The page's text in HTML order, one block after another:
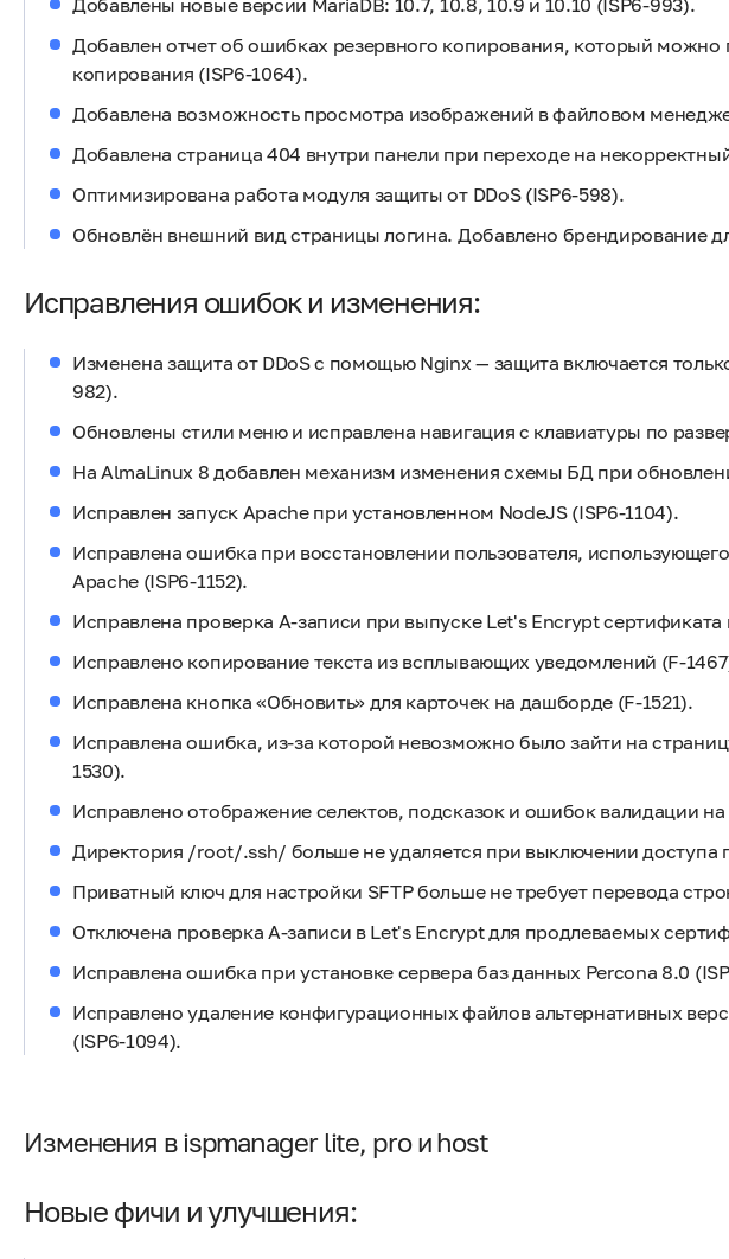
Добавлены новые версии MariaDB: 10.7, 10.8, 10.9 и 10.10 (ISP6-993).
Добавлен отчет об ошибках резервного копирования, который можно
копирования (ISP6-1064).
Добавлена возможность просмотра изображений в файловом
Добавлена страница 404 внутри панели при переходе на
Оптимизирована работа модуля защиты от DDoS (ISP6-598).
Обновлён внешний вид страницы логина. Добавлено брендирование
Исправления ошибок и изменения:
Изменена защита от DDoS с помощью Nginx — защита включается
982).
Обновлены стили меню и исправлена навигация с клавиатуры по
На AlmaLinux 8 добавлен механизм изменения схемы БД при
Исправлен запуск Apache при установленном NodeJS (ISP6-1104).
Исправлена ошибка при восстановлении пользователя,
Apache (ISP6-1152).
Исправлена проверка A-записи при выпуске Let's Encrypt сертификата
Исправлено копирование текста из всплывающих уведомлений (F-
Исправлена кнопка «Обновить» для карточек на дашборде (F-1521).
Исправлена ошибка, из-за которой невозможно было зайти на
1530).
Исправлено отображение селектов, подсказок и ошибок валидации
Директория /root/.ssh/ больше не удаляется при выключении доступа
Приватный ключ для настройки SFTP больше не требует перевода
Отключена проверка A-записи в Let's Encrypt для продлеваемых
Исправлена ошибка при установке сервера баз данных Percona 8.0
Исправлено удаление конфигурационных файлов альтернативных
(ISP6-1094).
Изменения в ispmanager lite, pro и host
Новые фичи и улучшения: